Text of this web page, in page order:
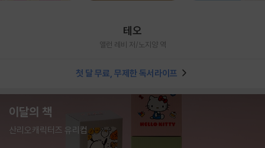
테오
앨런 레비 저/노지양 역
첫 달 무료, 무제한 독서라이프
이달의 책
산리오캐릭터즈 유리컵